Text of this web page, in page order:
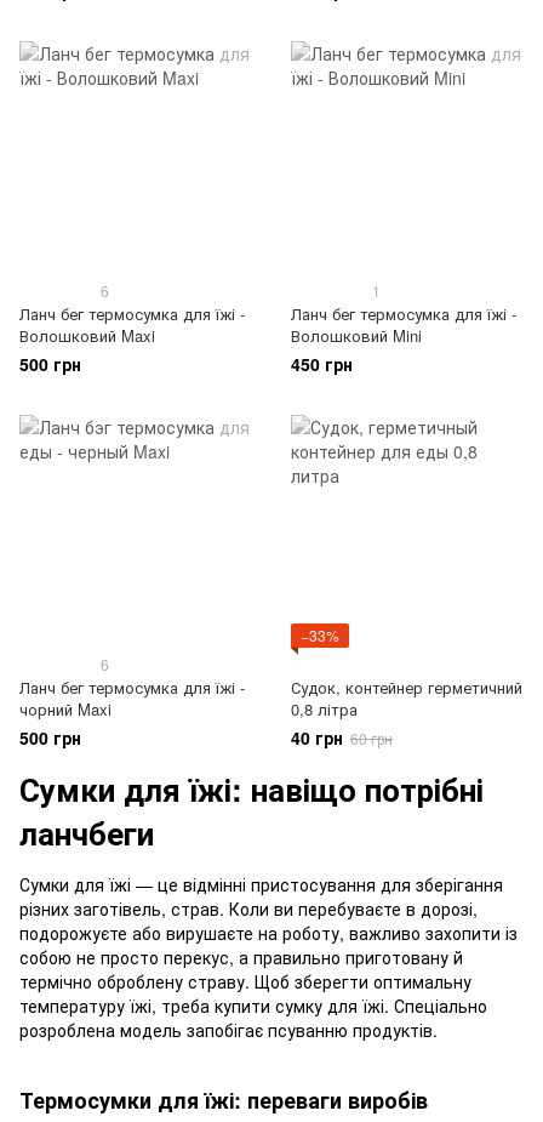
6
Ланч бег термосумка для їжі -
Волошковий Maxi
500 грн
1
Ланч бег термосумка для їжі -
Волошковий Mini
450 грн
6
Ланч бег термосумка для їжі -
чорний Maxi
500 грн
−33%
Судок, контейнер герметичний
0,8 літра
40 грн 60 грн
Сумки для їжі: навіщо потрібні
ланчбеги
Сумки для їжі — це відмінні пристосування для зберігання
різних заготівель, страв. Коли ви перебуваєте в дорозі,
подорожуєте або вирушаєте на роботу, важливо захопити із
собою не просто перекус, а правильно приготовану й
термічно оброблену страву. Щоб зберегти оптимальну
температуру їжі, треба купити сумку для їжі. Спеціально
розроблена модель запобігає псуванню продуктів.
Термосумки для їжі: переваги виробів